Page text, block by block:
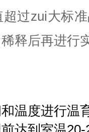
过zui大标
释后再进行
温度进行温
达到室温